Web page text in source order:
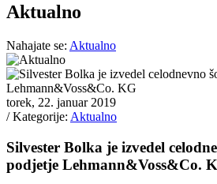
Aktualno
Nahajate se: Aktualno
torek, 22. januar 2019
/ Kategorije: Aktualno
Silvester Bolka je izvedel
podjetje Lehmann&Voss&Co.